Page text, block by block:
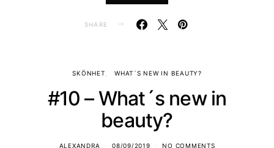
SHARE
SKÖNHET WHAT´S NEW IN BEAUTY?
#10 – What´s new in
beauty?
ALEXANDRA 08/09/2019 NO COMMENTS